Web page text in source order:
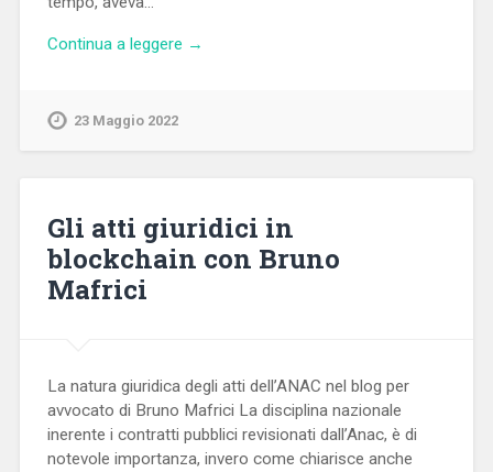
Continua a leggere →
23 Maggio 2022
Gli atti giuridici in
blockchain con Bruno
Mafrici
La natura giuridica degli atti dell’ANAC nel blog per
avvocato di Bruno Mafrici La disciplina nazionale
inerente i contratti pubblici revisionati dall’Anac, è di
notevole importanza, invero come chiarisce anche